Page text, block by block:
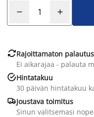
Rajoittamaton
Ei aikarajaa - palauta
Hintatakuu
30 päivän hintatakuu
Joustava toimitus
Sinun valitsemasi